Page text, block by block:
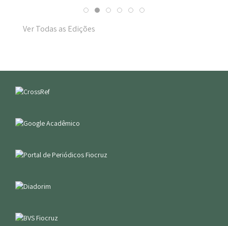
Ver Todas as Edições